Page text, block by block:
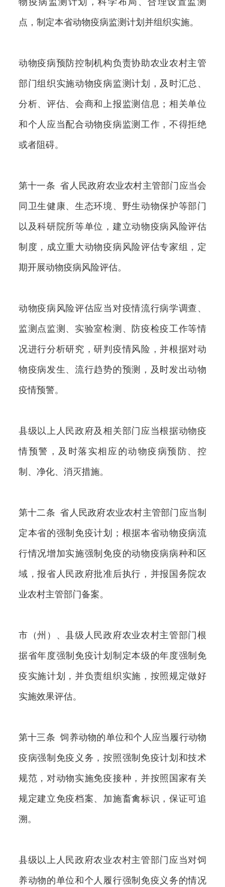
点，制定本省动物疫病监测计划并组织实施。
动物疫病预防控制机构负责协助农业农村主管
部门组织实施动物疫病监测计划，及时汇总、
分析、评估、会商和上报监测信息；相关单位
和个人应当配合动物疫病监测工作，不得拒绝
或者阻碍。
第十一条 省人民政府农业农村主管部门应当会
同卫生健康、生态环境、野生动物保护等部门
以及科研院所等单位，建立动物疫病风险评估
制度，成立重大动物疫病风险评估专家组，定
期开展动物疫病风险评估。
动物疫病风险评估应当对疫情流行病学调查、
监测点监测、实验室检测、防疫检疫工作等情
况进行分析研究，研判疫情风险，并根据对动
物疫病发生、流行趋势的预测，及时发出动物
疫情预警。
县级以上人民政府及相关部门应当根据动物疫
情预警，及时落实相应的动物疫病预防、控
制、净化、消灭措施。
第十二条 省人民政府农业农村主管部门应当制
定本省的强制免疫计划；根据本省动物疫病流
行情况增加实施强制免疫的动物疫病病种和区
域，报省人民政府批准后执行，并报国务院农
业农村主管部门备案。
市（州）、县级人民政府农业农村主管部门根
据省年度强制免疫计划制定本级的年度强制免
疫实施计划，并负责组织实施，按照规定做好
实施效果评估。
第十三条 饲养动物的单位和个人应当履行动物
疫病强制免疫义务，按照强制免疫计划和技术
规范，对动物实施免疫接种，并按照国家有关
规定建立免疫档案、加施畜禽标识，保证可追
溯。
县级以上人民政府农业农村主管部门应当对饲
养动物的单位和个人履行强制免疫义务的情况